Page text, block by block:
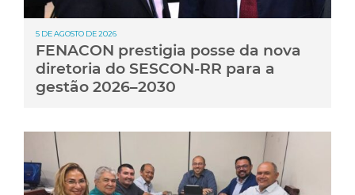
5 DE AGOSTO DE 2026
FENACON prestigia posse da nova
diretoria do SESCON-RR para a
gestão 2026–2030